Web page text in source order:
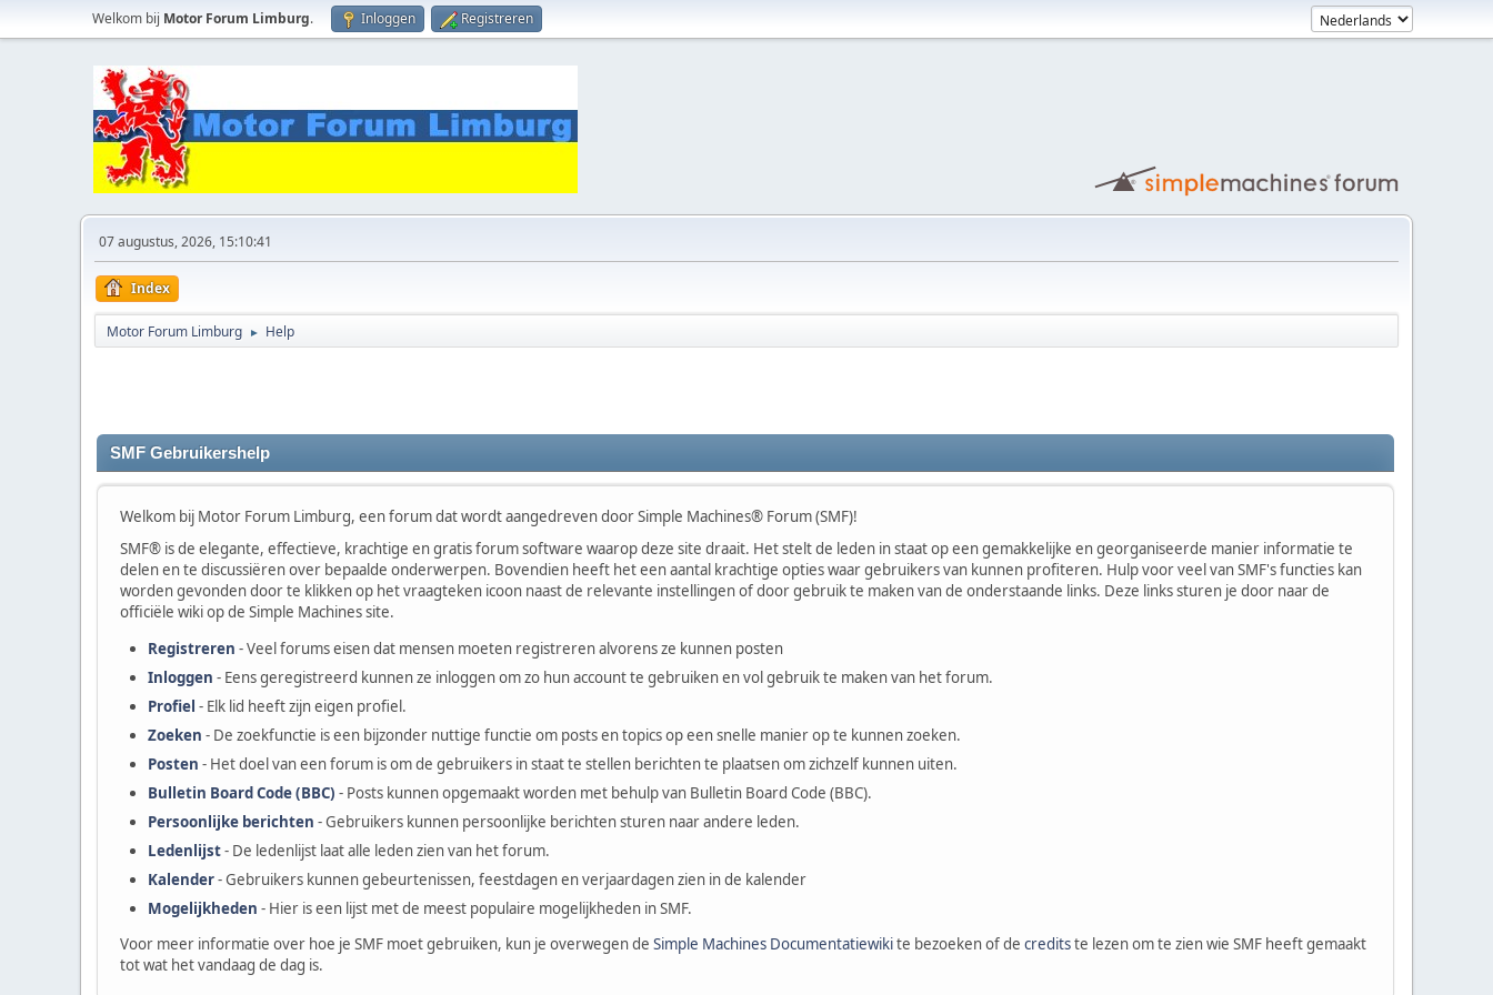
Welkom bij Motor Forum Limburg. Inloggen Registreren
07 augustus, 2026, 15:10:41
Index
Motor Forum Limburg ► Help
SMF Gebruikershelp
Welkom bij Motor Forum Limburg, een forum dat wordt aangedreven door Simple Machines® Forum (SMF)!
SMF® is de elegante, effectieve, krachtige en gratis forum software waarop deze site draait. Het stelt de leden in staat op een gemakkelijke en georganiseerde manier informatie te
delen en te discussiëren over bepaalde onderwerpen. Bovendien heeft het een aantal krachtige opties waar gebruikers van kunnen profiteren. Hulp voor veel van SMF's functies kan
worden gevonden door te klikken op het vraagteken icoon naast de relevante instellingen of door gebruik te maken van de onderstaande links. Deze links sturen je door naar de
officiële wiki op de Simple Machines site.
Registreren - Veel forums eisen dat mensen moeten registreren alvorens ze kunnen posten
Inloggen - Eens geregistreerd kunnen ze inloggen om zo hun account te gebruiken en vol gebruik te maken van het forum.
Profiel - Elk lid heeft zijn eigen profiel.
Zoeken - De zoekfunctie is een bijzonder nuttige functie om posts en topics op een snelle manier op te kunnen zoeken.
Posten - Het doel van een forum is om de gebruikers in staat te stellen berichten te plaatsen om zichzelf kunnen uiten.
Bulletin Board Code (BBC) - Posts kunnen opgemaakt worden met behulp van Bulletin Board Code (BBC).
Persoonlijke berichten - Gebruikers kunnen persoonlijke berichten sturen naar andere leden.
Ledenlijst- De ledenlijst laat alle leden zien van het forum.
Kalender- Gebruikers kunnen gebeurtenissen, feestdagen en verjaardagen zien in de kalender
Mogelijkheden - Hier is een lijst met de meest populaire mogelijkheden in SMF.
Voor meer informatie over hoe je SMF moet gebruiken, kun je overwegen de Simple Machines Documentatiewikite bezoeken of de creditste lezen om te zien wie SMF heeft gemaakt
tot wat het vandaag de dag is.